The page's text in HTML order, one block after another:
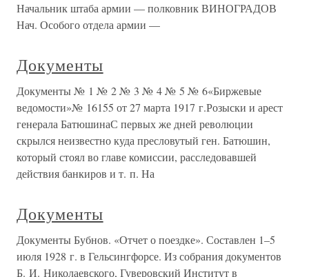
Начальник штаба армии — полковник ВИНОГРАДОВ
Нач. Особого отдела армии —
Документы
Документы № 1 № 2 № 3 № 4 № 5 № 6«Биржевые
ведомости»№ 16155 от 27 марта 1917 г.Розыски и арест
генерала БатюшинаС первых же дней революции
скрылся неизвестно куда пресловутый ген. Батюшин,
который стоял во главе комиссии, расследовавшей
действия банкиров и т. п. На
Документы
Документы Бубнов. «Отчет о поездке». Составлен 1–5
июля 1928 г. в Гельсингфорсе. Из собрания документов
Б. И. Николаевского, Гуверовский Институт в